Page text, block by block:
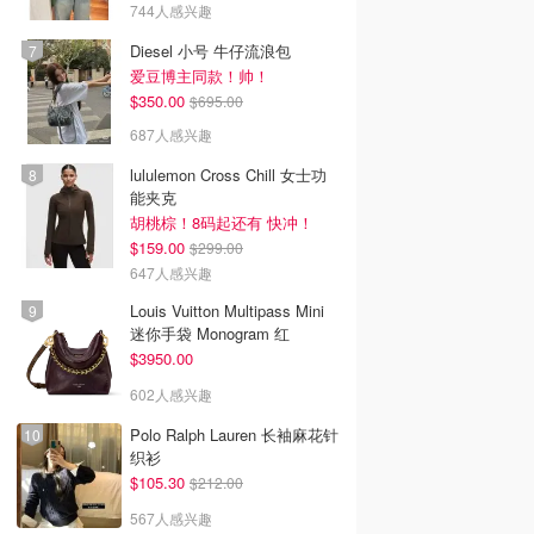
744人感兴趣
Diesel 小号 牛仔流浪包
爱豆博主同款！帅！
$350.00 $695.00
687人感兴趣
lululemon Cross Chill 女士功
能夹克
胡桃棕！8码起还有 快冲！
$159.00 $299.00
647人感兴趣
Louis Vuitton Multipass Mini
迷你手袋 Monogram 红
$3950.00
602人感兴趣
Polo Ralph Lauren 长袖麻花针
织衫
$105.30 $212.00
567人感兴趣